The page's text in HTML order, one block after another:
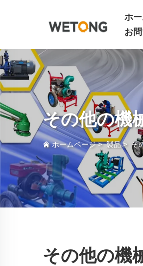
ホ
お
その他の機
ホームページ>製品> そ
その他の機